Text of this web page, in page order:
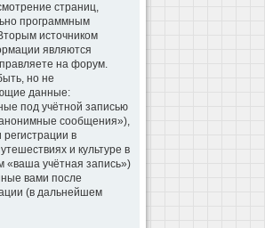
страниц,
программным
источником
являются
на форум.
но не
данные:
под учётной записью
сообщения»),
в
и культуре в
«ваша учётная запись»)
вами после
(в дальнейшем